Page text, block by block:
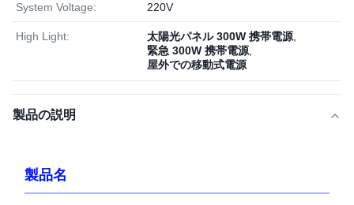
System Voltage: 220V
High Light: 太陽光パネル 300W 携帯電源
緊急 300W 携帯電源
屋外での移動式電源
製品の説明
製品名